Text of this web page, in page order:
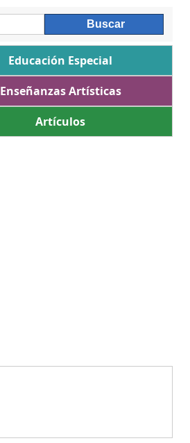
Educación Especial
Enseñanzas Artísticas
Artículos